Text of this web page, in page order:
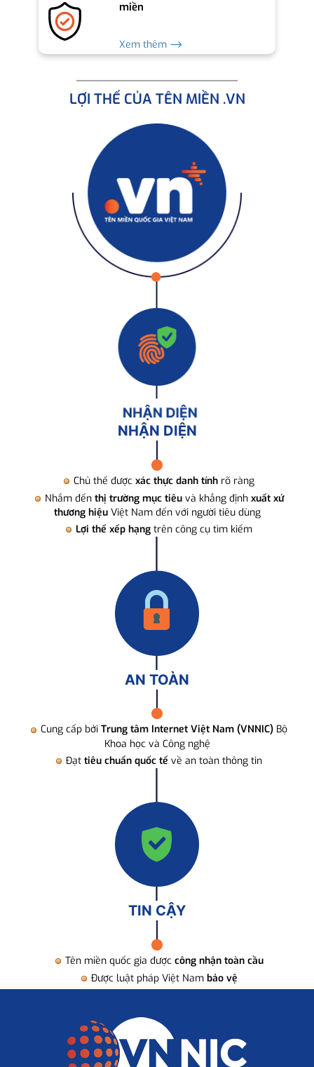
miền
Xem thêm ⟶
LỢI THẾ CỦA TÊN MIỀN .VN
NHẬN DIỆN
Chủ thể được xác thực danh tính rõ ràng
Nhắm đến thị trường mục tiêuvà khẳng định xuất xứ
thương hiệuViệt Nam đến với người tiêu dùng
Lợi thế xếp hạng trên công cụ tìm kiếm
AN TOÀN
Cung cấp bởi Trung tâm Internet Việt Nam (VNNIC) Bộ
Khoa học và Công nghệ
Đạt tiêu chuẩn quốc tế về an toàn thông tin
TIN CẬY
Tên miền quốc gia được công nhận toàn cầu
Được luật pháp Việt Nam bảo vệ